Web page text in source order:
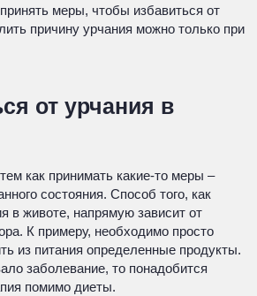
меры, чтобы избавиться от
причину урчания можно только при
от урчания в
как принимать какие-то меры –
состояния. Способ того, как
в животе, напрямую зависит от
К примеру, необходимо просто
из питания определенные продукты.
заболевание, то понадобится
помимо диеты.